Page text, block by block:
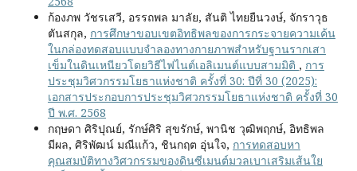
ก้องภพ วัชรเสวี, อรรถพล มาลัย, สันติ ไทยยืนวงษ์, จักราวุธ
ตันสกุล, การศึกษาขอบเขตอิทธิพลของการกระจายความเค้น
ในกล่องทดสอบแบบจำลองทางกายภาพสำหรับฐานรากเสา
เข็มในดินเหนียวโดยวิธีไฟไนต์เอลิเมนต์แบบสามมิติ , การ
ประชุมวิศวกรรมโยธาแห่งชาติ ครั้งที่ 30: ปีที่ 30 (2025):
เอกสารประกอบการประชุมวิศวกรรมโยธาแห่งชาติ ครั้งที่ 30
ปี พ.ศ. 2568
กฤษดา ศิริปุณย์, รักษ์ศิริ สุขรักษ์, พานิช วุฒิพฤกษ์, อิทธิพล
มีผล, ศิริพัฒน์ มณีแก้ว, ชินกฤต อุ่นใจ, การทดสอบหา
คุณสมบัติทางวิศวกรรมของดินซีเมนต์มวลเบาเสริมเส้นใย